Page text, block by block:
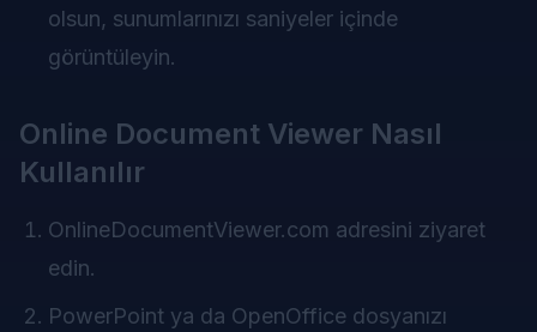
olsun, sunumlarınızı saniyeler içinde
görüntüleyin.
Online Document Viewer Nasıl
Kullanılır
OnlineDocumentViewer.com adresini ziyaret
edin.
PowerPoint ya da OpenOffice dosyanızı